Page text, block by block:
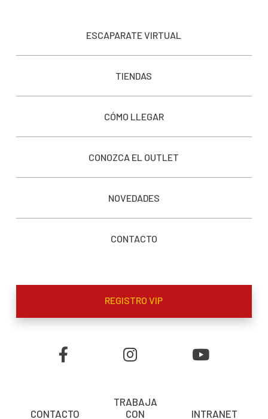
ESCAPARATE VIRTUAL
TIENDAS
CÓMO LLEGAR
CONOZCA EL OUTLET
NOVEDADES
CONTACTO
REGISTRO VIP
CONTACTO
TRABAJA
CON
INTRANET